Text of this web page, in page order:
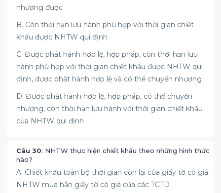
nhượng được
B. Còn thời hạn lưu hành phù hợp với thời gian chiết
khấu được NHTW qui định
C. Được phát hành hợp lệ, hợp pháp, còn thời hạn lưu
hành phù hợp với thời gian chiết khấu được NHTW qui
định, được phát hành hợp lệ và có thể chuyển nhượng
D. Được phát hành hợp lệ, hợp pháp, có thể chuyển
nhượng, còn thời hạn lưu hành với thời gian chiết khấu
của NHTW qui định
Câu 30: NHTW thực hiện chiết khấu theo những hình thức
nào?
A. Chiết khấu toàn bộ thời gian còn lại của giấy tờ có giá:
NHTW mua hẳn giấy tờ có giá của các TCTD